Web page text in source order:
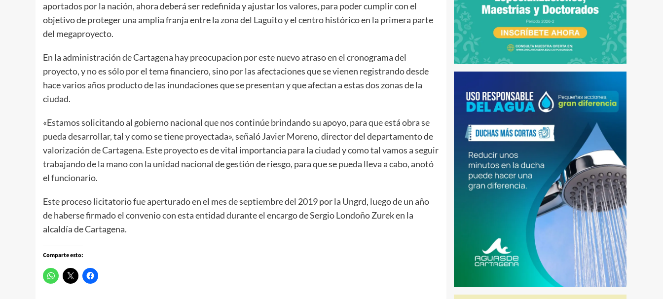
aportados por la nación, ahora deberá ser redefinida y ajustar los valores, para poder cumplir con el
objetivo de proteger una amplia franja entre la zona del Laguito y el centro histórico en la primera parte
del megaproyecto.
En la administración de Cartagena hay preocupacion por este nuevo atraso en el cronograma del
proyecto, y no es sólo por el tema financiero, sino por las afectaciones que se vienen registrando desde
hace varios años producto de las inundaciones que se presentan y que afectan a estas dos zonas de la
ciudad.
«Estamos solicitando al gobierno nacional que nos continúe brindando su apoyo, para que está obra se
pueda desarrollar, tal y como se tiene proyectada», señaló Javier Moreno, director del departamento de
valorización de Cartagena. Este proyecto es de vital importancia para la ciudad y como tal vamos a seguir
trabajando de la mano con la unidad nacional de gestión de riesgo, para que se pueda lleva a cabo, anotó
el funcionario.
Este proceso licitatorio fue aperturado en el mes de septiembre del 2019 por la Ungrd, luego de un año
de haberse firmado el convenio con esta entidad durante el encargo de Sergio Londoño Zurek en la
alcaldía de Cartagena.
Comparte esto: